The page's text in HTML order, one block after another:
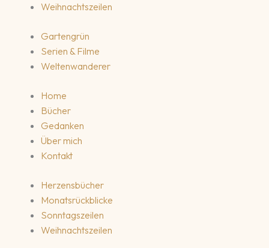
Weihnachtszeilen
Gartengrün
Serien & Filme
Weltenwanderer
Home
Bücher
Gedanken
Über mich
Kontakt
Herzensbücher
Monatsrückblicke
Sonntagszeilen
Weihnachtszeilen